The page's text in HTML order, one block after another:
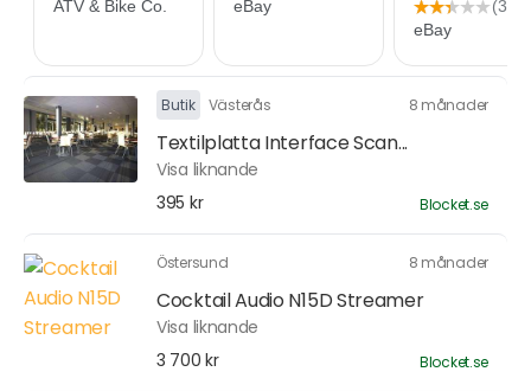
Butik Västerås 8 månader
Textilplatta Interface Scan...
Visa liknande
395 kr
Blocket.se
Östersund 8 månader
Cocktail Audio N15D Streamer
Visa liknande
3 700 kr
Blocket.se